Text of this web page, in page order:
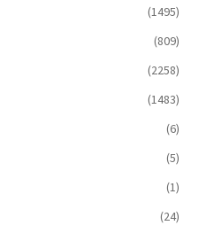
(1495)
(809)
(2258)
(1483)
(6)
(5)
(1)
(24)